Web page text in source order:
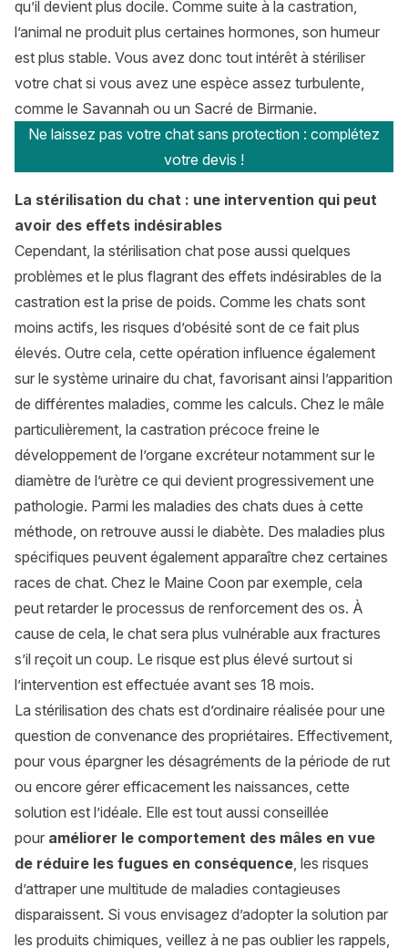
qu’il devient plus docile. Comme suite à la castration,
l’animal ne produit plus certaines hormones, son humeur
est plus stable. Vous avez donc tout intérêt à stériliser
votre chat si vous avez une espèce assez turbulente,
comme le Savannah ou un Sacré de Birmanie.
Ne laissez pas votre chat sans protection : complétez
votre devis !
La stérilisation du chat : une intervention qui peut
avoir des effets indésirables
Cependant, la stérilisation chat pose aussi quelques
problèmes et le plus flagrant des effets indésirables de la
castration est la prise de poids. Comme les chats sont
moins actifs, les risques d’obésité sont de ce fait plus
élevés. Outre cela, cette opération influence également
sur le système urinaire du chat, favorisant ainsi l’apparition
de différentes maladies, comme les calculs. Chez le mâle
particulièrement, la castration précoce freine le
développement de l’organe excréteur notamment sur le
diamètre de l’urètre ce qui devient progressivement une
pathologie. Parmi les maladies des chats dues à cette
méthode, on retrouve aussi le diabète. Des maladies plus
spécifiques peuvent également apparaître chez certaines
races de chat. Chez le Maine Coon par exemple, cela
peut retarder le processus de renforcement des os. À
cause de cela, le chat sera plus vulnérable aux fractures
s’il reçoit un coup. Le risque est plus élevé surtout si
l’intervention est effectuée avant ses 18 mois.
La stérilisation des chats est d’ordinaire réalisée pour une
question de convenance des propriétaires. Effectivement,
pour vous épargner les désagréments de la période de rut
ou encore gérer efficacement les naissances, cette
solution est l’idéale. Elle est tout aussi conseillée
pour améliorer le comportement des mâles en vue
de réduire les fugues en conséquence, les risques
d’attraper une multitude de maladies contagieuses
disparaissent. Si vous envisagez d’adopter la solution par
les produits chimiques, veillez à ne pas oublier les rappels,